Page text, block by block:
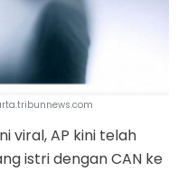
viral, AP kini telah
istri dengan CAN ke